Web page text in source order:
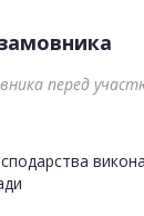
перед